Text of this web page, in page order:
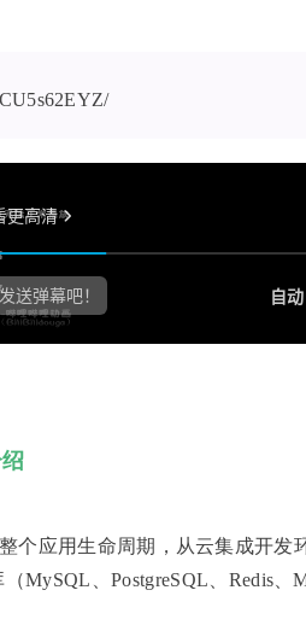
个应用生命周期，从云集成开发
MySQL、PostgreSQL、Redis、